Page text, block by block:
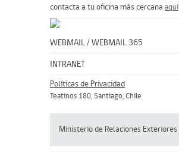
contacta a tu oficina más cercana aquí
WEBMAIL / WEBMAIL 365
INTRANET
Políticas de Privacidad
Teatinos 180, Santiago, Chile
Ministerio de Relaciones Exteriores